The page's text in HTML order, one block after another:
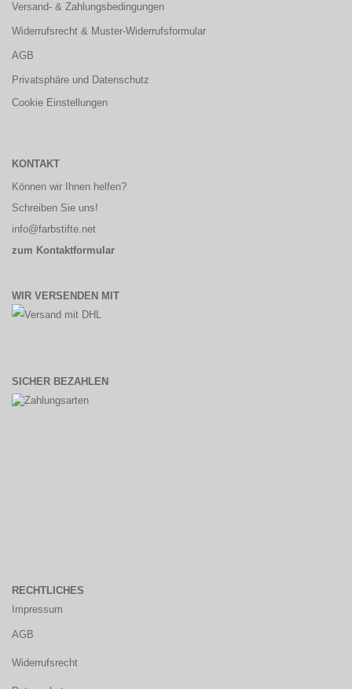
Versand- & Zahlungsbedingungen
Widerrufsrecht & Muster-Widerrufsformular
AGB
Privatsphäre und Datenschutz
Cookie Einstellungen
KONTAKT
Können wir Ihnen helfen?
Schreiben Sie uns!
info@farbstifte.net
zum Kontaktformular
WIR VERSENDEN MIT
SICHER BEZAHLEN
RECHTLICHES
Impressum
AGB
Widerrufsrecht